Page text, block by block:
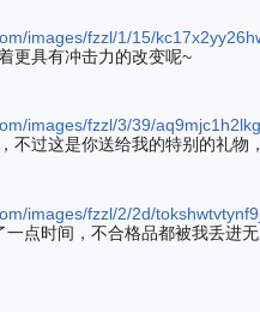
images/fzzl/1/15/
更具有冲击力的改变呢~
images/fzzl/3/39/
不过这是你送给我的特别的礼物
images/fzzl/2/2d/
点时间，不合格品都被我丢进